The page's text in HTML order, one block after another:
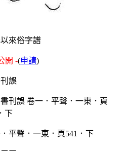
來俗字譜
開 -(申請)
誤
平聲．一東．頁541．下